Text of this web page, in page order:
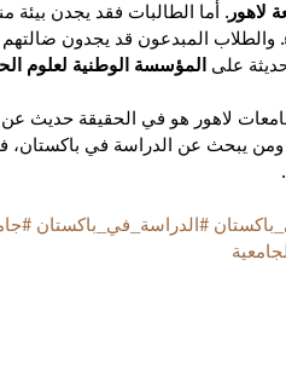
لاهور . أما الطالبات فقد يجدن بيئة
. والطلاب المبدعون قد يجدون
على المؤسسة الوطنية لعلوم
لاهور هو في الحقيقة حديث عن
ومن يبحث عن الدراسة في
#الدراسة_في_باكستان